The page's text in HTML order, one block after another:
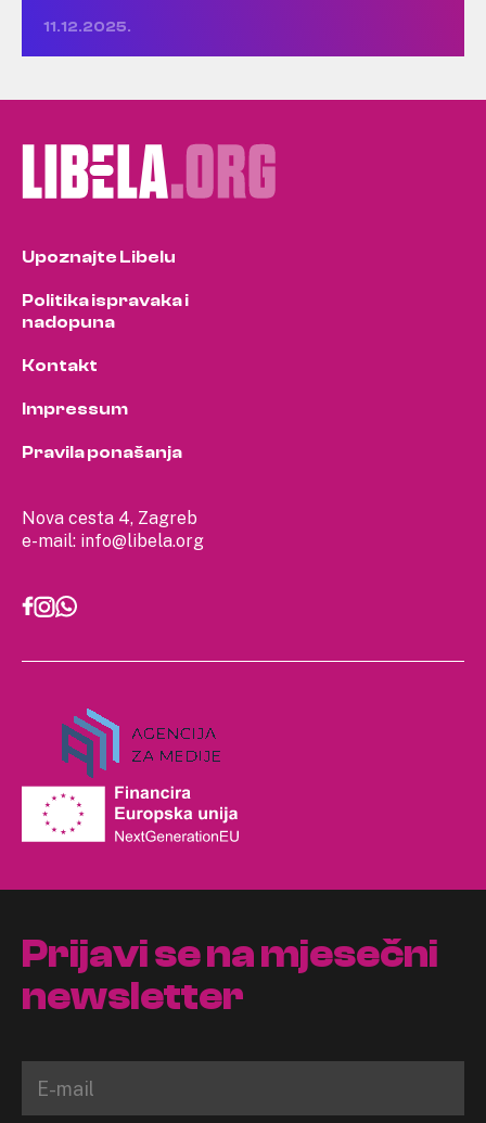
11.12.2025.
Nova cesta 4, Zagreb
e-mail: info@libela.org
Upoznajte Libelu
Politika ispravaka i
nadopuna
Kontakt
Impressum
Pravila ponašanja
Prijavi se na mjesečni
newsletter